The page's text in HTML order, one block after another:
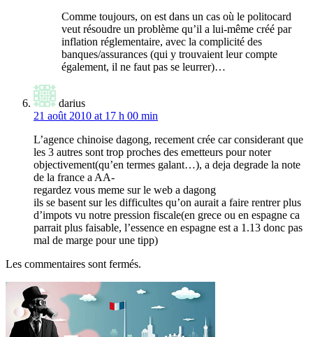
Comme toujours, on est dans un cas où le politocard
veut résoudre un problème qu’il a lui-même créé par
inflation réglementaire, avec la complicité des
banques/assurances (qui y trouvaient leur compte
également, il ne faut pas se leurrer)…
darius
21 août 2010 at 17 h 00 min
L’agence chinoise dagong, recement crée car considerant que
les 3 autres sont trop proches des emetteurs pour noter
objectivement(qu’en termes galant…), a deja degrade la note
de la france a AA-
regardez vous meme sur le web a dagong
ils se basent sur les difficultes qu’on aurait a faire rentrer plus
d’impots vu notre pression fiscale(en grece ou en espagne ca
parrait plus faisable, l’essence en espagne est a 1.13 donc pas
mal de marge pour une tipp)
Les commentaires sont fermés.